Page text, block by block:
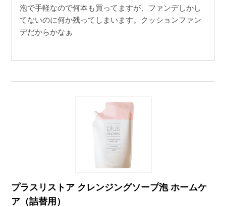
泡で手軽なので何本も買ってますが、ファンデしかし
てないのに何か残ってしまいます。クッションファン
デだからかなぁ
プラスリストア クレンジングソープ泡 ホームケ
ア（詰替用）